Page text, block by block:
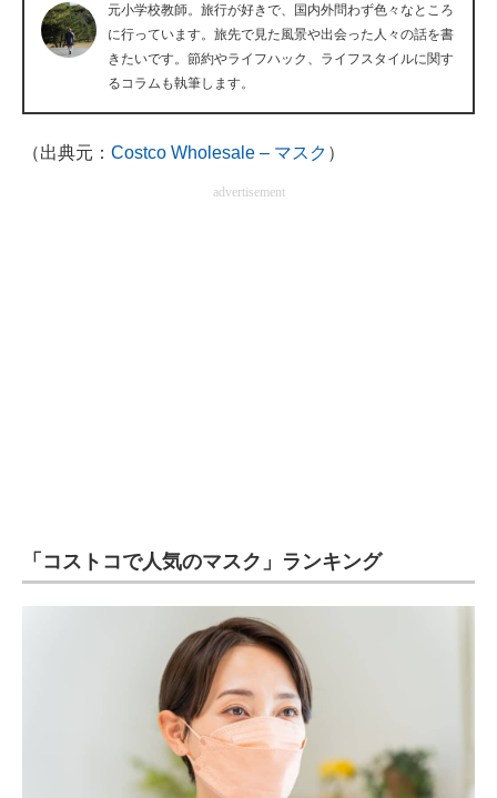
マーケ×ITの今がよく分かる
ITエンジニア向け専門サイト
元小学校教師。旅行が好きで、国内外問わず色々なところ
に行っています。旅先で見た風景や出会った人々の話を書
きたいです。節約やライフハック、ライフスタイルに関す
るコラムも執筆します。
（出典元： Costco Wholesale – マスク ）
advertisement
「コストコで人気のマスク」ランキング